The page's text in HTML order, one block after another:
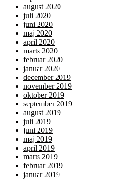
august 2020
juli 2020
juni 2020
maj 2020
april 2020
marts 2020
februar 2020
januar 2020
december 2019
november 2019
oktober 2019
september 2019
august 2019
juli 2019
juni 2019
maj 2019
april 2019
marts 2019
februar 2019
januar 2019